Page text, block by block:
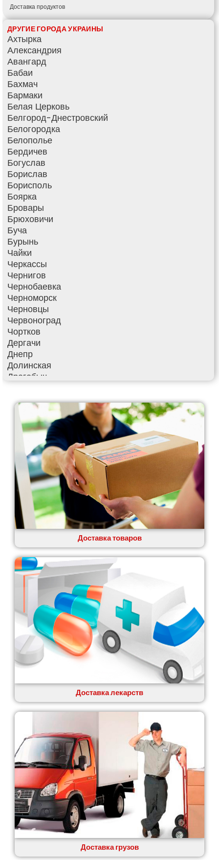
Доставка продуктов
Купить и доставить
Обратная доставка
Быстрая курьерская доставка
Доставка за 60 минут
Доставить товар клиенту
Заказ еды на дом
АТБ доставка
Сильпо доставка
Варус доставка
Ашан доставка
ДРУГИЕ ГОРОДА УКРАИНЫ
Ахтырка
Александрия
Авангард
Бабаи
Бахмач
Бармаки
Белая Церковь
Белгород-Днестровский
Белогородка
Белополье
Бердичев
Богуслав
Борислав
Борисполь
Боярка
Бровары
Брюховичи
Буча
Бурынь
Чайки
Черкассы
Чернигов
Чернобаевка
Черноморск
Черновцы
Червоноград
Чортков
Дергачи
Днепр
Долинская
Дрогобыч
Фонтанка
Гатное
Глеваха
Горишние Плавни
Гостомель
Харьков
Херсон
Хмельницкий
Хмельник
Ирпень
Ивано-Франковск
Измаил
Кагарлык
Калуш
Каменец-Подольский
Каменка
Каменское
Казатин
Кобеляки
Коцюбинское
Конотоп
Коростень
Корсунь-Шевченковский
Ковель
Козин
Кременчуг
Кременец
Кривой Рог
Кролевец
Кропивницкий
Крыховцы
Крюковщина
Крыжановка
Ладыжин
Лесники
Доставка товаров
Доставка лекарств
Доставка грузов